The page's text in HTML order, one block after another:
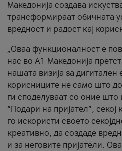
Македонија создава
трансформираат обичната
вредност и радост кај
„Оваа функционалност е
нас во А1 Македонија
нашата визија за дигитален
корисниците не само што
ги споделуваат со оние
“Подари на пријател”,
го искористи своето
креативно, да создаде
и за неговите пријатели.